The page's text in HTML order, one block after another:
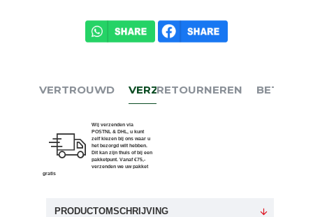
VERTROUWD VERZENDEN
Wij verzenden via
POSTNL & DHL, u kunt
zelf kiezen bij ons waar u
het bezorgd wilt hebben.
Dit kan zijn thuis of bij een
pakketpunt. Vanaf €75,-
verzenden we uw pakket
gratis
RETOURNEREN BETALEN
PRODUCTOMSCHRIJVING